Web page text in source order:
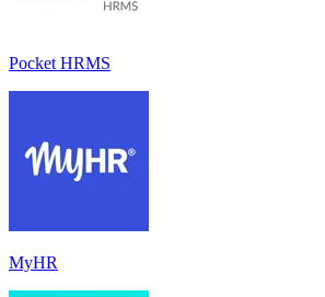
Pocket HRMS
MyHR